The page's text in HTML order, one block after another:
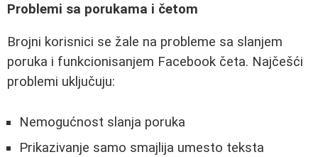
Problemi sa porukama i četom
Brojni korisnici se žale na probleme sa slanjem
poruka i funkcionisanjem Facebook četa. Najčešći
problemi uključuju:
Nemogućnost slanja poruka
Prikazivanje samo smajlija umesto teksta